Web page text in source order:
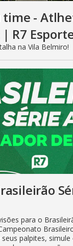
time -
R7
na Vila Belmiro!
para o
palpites,